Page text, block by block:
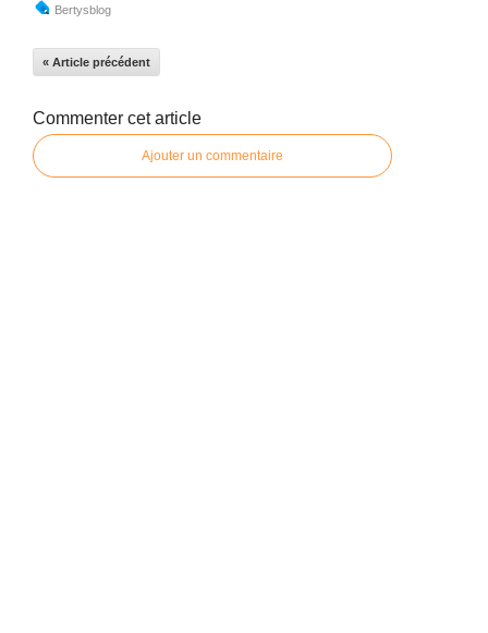
Bertysblog
« Article précédent
Commenter cet article
Ajouter un commentaire